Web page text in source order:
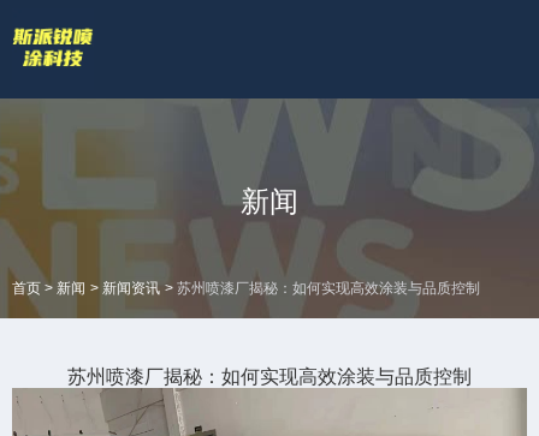
拥有专业的喷涂加工流水线和生产设备
全国服务热线
新闻
首页 > 新闻 > 新闻资讯 > 苏州喷漆厂揭秘：如何实现高效涂装与品质控制
苏州喷漆厂揭秘：如何实现高效涂装与品质控制